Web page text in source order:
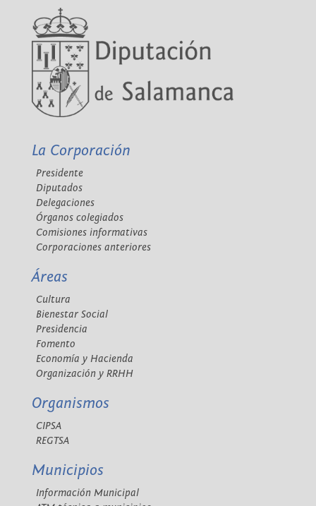
La Corporación
Presidente
Diputados
Delegaciones
Órganos colegiados
Comisiones informativas
Corporaciones anteriores
Áreas
Cultura
Bienestar Social
Presidencia
Fomento
Economía y Hacienda
Organización y RRHH
Organismos
CIPSA
REGTSA
Municipios
Información Municipal